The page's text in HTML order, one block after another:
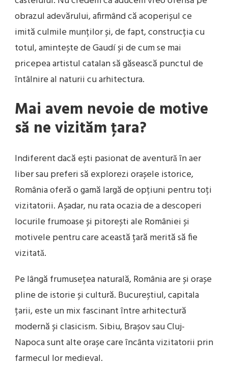
obrazul adevărului, afirmând că acoperișul ce
imită culmile munților și, de fapt, construcția cu
totul, amintește de Gaudí și de cum se mai
pricepea artistul catalan să găsească punctul de
întâlnire al naturii cu arhitectura.
Mai avem nevoie de motive
să ne vizităm ţara?
Indiferent dacă ești pasionat de aventurǎ în aer
liber sau preferi să explorezi orașele istorice,
România oferă o gamă largă de opțiuni pentru toți
vizitatorii. Așadar, nu rata ocazia de a descoperi
locurile frumoase și pitorești ale României și
motivele pentru care această țară merită să fie
vizitatǎ.
Pe lângă frumusețea naturală, România are și orașe
pline de istorie și cultură. Bucureștiul, capitala
țarii, este un mix fascinant între arhitectură
modernă și clasicism. Sibiu, Brașov sau Cluj-
Napoca sunt alte orașe care încânta vizitatorii prin
farmecul lor medieval.